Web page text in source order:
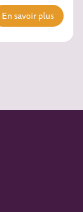
En savoir plus